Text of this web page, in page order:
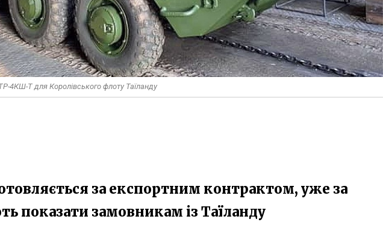
4КШ-Т для Королівського флоту Таїланду
за експортним контрактом, уже за
показати замовникам із Таїланду